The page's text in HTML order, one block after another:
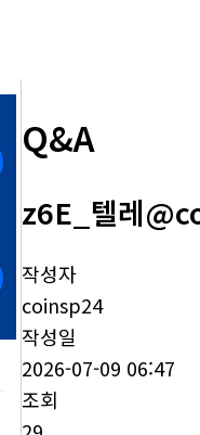
Q&A
z6E_텔레
작성자
coinsp24
작성일
2026-07-09 06:47
조회